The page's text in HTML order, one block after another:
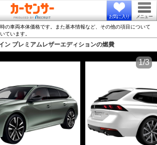
お気に入り メニュー
の車両本体価格です。また基本情報など、その他の項目について
ています。
ン プレミアムレザーエディションの燃費
1/3